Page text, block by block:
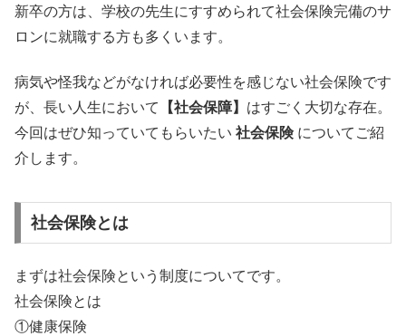
新卒の方は、学校の先生にすすめられて社会保険完備のサ
ロンに就職する方も多くいます。
病気や怪我などがなければ必要性を感じない社会保険です
が、長い人生において
【社会保障】 はすごく大切な存在。
今回はぜひ知っていてもらいたい 社会保険についてご紹
介します。
社会保険とは
まずは社会保険という制度についてです。
社会保険とは
①健康保険